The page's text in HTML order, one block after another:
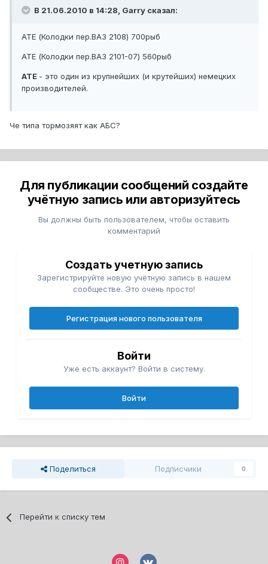
В 21.06.2010 в 14:28, Garry сказал:
ATE (Колодки пер.ВАЗ 2108) 700рыб
ATE (Колодки пер.ВАЗ 2101-07) 560рыб
ATE - это один из крупнейших (и крутейших) немецких
производителей.
Че типа тормозяят как АБС?
Для публикации сообщений создайте
учётную запись или авторизуйтесь
Вы должны быть пользователем, чтобы оставить
комментарий
Создать учетную запись
Зарегистрируйте новую учётную запись в нашем
сообществе. Это очень просто!
Регистрация нового пользователя
Войти
Уже есть аккаунт? Войти в систему.
Войти
Поделиться Подписчики 0
Перейти к списку тем